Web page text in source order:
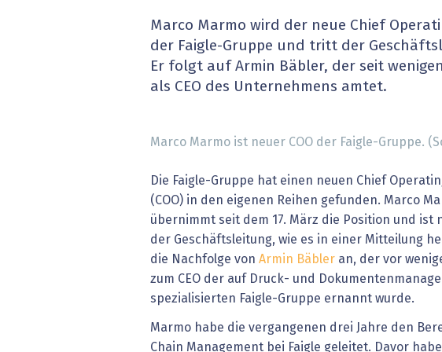
» alle News Gesundheit wird
EU-DSGVO
» alle Dossiers
Marco Marmo wird der neue Chief
der Faigle-Gruppe und tritt der
Er folgt auf Armin Bäbler, der seit
als CEO des Unternehmens amtet.
Marco Marmo ist neuer COO der Faigle-Gruppe.
Die Faigle-Gruppe hat einen neuen Chief
(COO) in den eigenen Reihen gefunden. Marco
übernimmt seit dem 17. März die Position und ist
der Geschäftsleitung, wie es in einer Mitteilung
die Nachfolge von Armin Bäbler an, der vor
zum CEO der auf Druck- und
spezialisierten Faigle-Gruppe ernannt wurde.
Marmo habe die vergangenen drei Jahre den
Chain Management bei Faigle geleitet. Davor